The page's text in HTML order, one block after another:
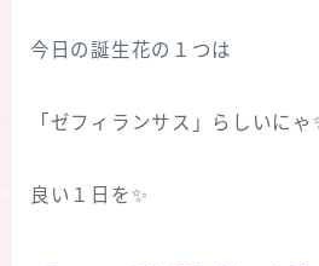
今日の誕生花の１つは
「ゼフィランサス」らしいにゃ
良い１日を✨